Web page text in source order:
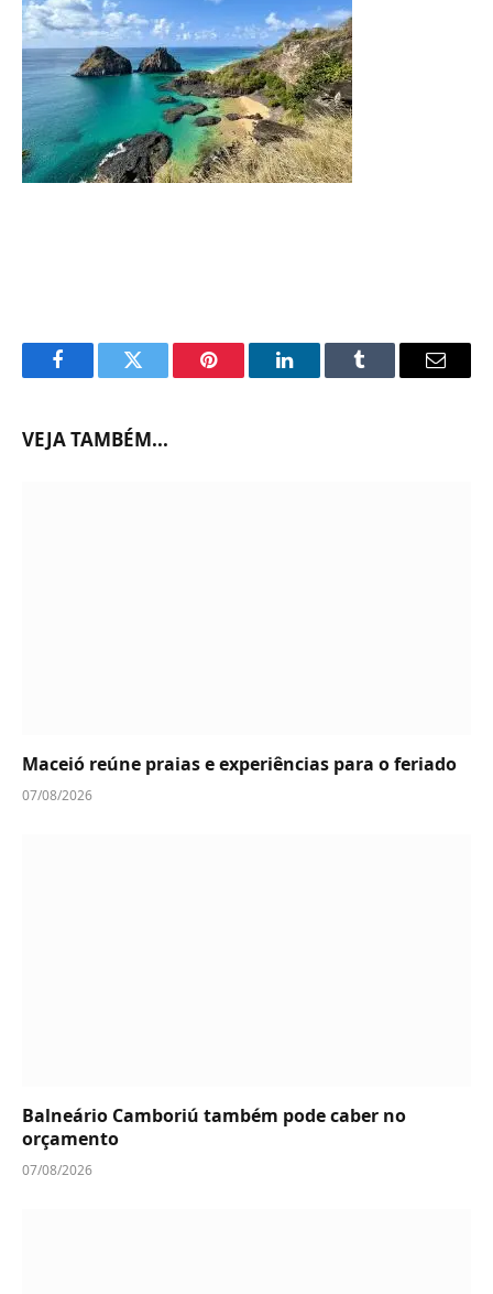
FacebookTwitter Pinterest LinkedInTumblr Email
VEJA TAMBÉM...
Maceió reúne praias e experiências para o feriado
07/08/2026
Balneário Camboriú também pode caber no
orçamento
07/08/2026